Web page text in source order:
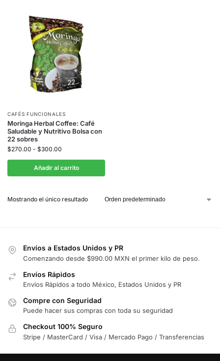
CAFÉS FUNCIONALES
Moringa Herbal Coffee: Café
Saludable y Nutritivo Bolsa con
22 sobres
$270.00 - $300.00
Añadir al carrito
Mostrando el único resultado
Envíos a Estados Unidos y PR
Comenzando desde $990.00 MXN el primer kilo de peso.
Envíos Rápidos
Envíos Rápidos a todo México, Estados Unidos y PR
Compre con Seguridad
Puede hacer sus compras con toda su seguridad
Checkout 100% Seguro
Stripe / MasterCard / Visa / Mercado Pago / Transferencias